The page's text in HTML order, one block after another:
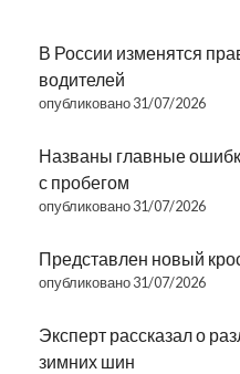
В России изменятся
водителей
опубликовано 31/07/2026
Названы главные
с пробегом
опубликовано 31/07/2026
Представлен новый
опубликовано 31/07/2026
Эксперт рассказал о
зимних шин